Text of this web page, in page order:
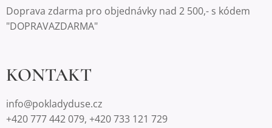
Doprava zdarma pro objednávky nad 2 500,- s kódem
"DOPRAVAZDARMA"
KONTAKT
info@pokladyduse.cz
+420 777 442 079, +420 733 121 729